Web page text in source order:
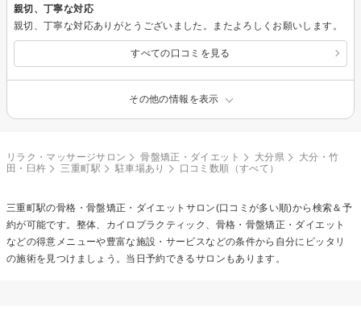
親切、丁寧な対応
親切、丁寧な対応ありがとうございました。またよろしくお願いします。
すべての口コミを見る
その他の情報を表示
リラク・マッサージサロン 骨盤矯正・ダイエット 大分県
大分・竹
田・臼杵
三重町駅 駐車場あり 口コミ数順（すべて）
三重町駅の骨格・骨盤矯正・ダイエット サロン(口コミが多い順)から検索＆予
約が可能です。整体、カイロプラクティック、骨格・骨盤矯正・ダイエット
などの得意メニューや豊富な施設・サービスなどの条件から自分にピッタリ
の施術を見つけましょう。当日予約できるサロンもあります。